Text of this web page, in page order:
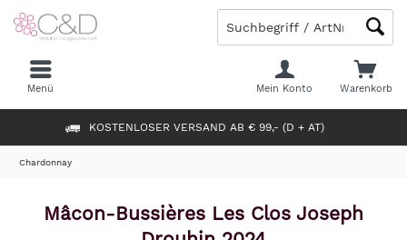
KOSTENLOSER VERSAND AB € 99,- (D + AT)
Warenkorb
Mein Konto
Menü
Chardonnay
Mâcon-Bussières Les Clos Joseph